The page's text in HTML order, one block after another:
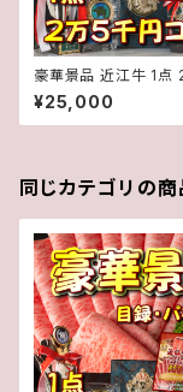
豪華景品 近江牛 1点
コース 目録・パネル付き ゴルフ
コンペ 二次会 イベント
¥25,000
同じカテゴリの商